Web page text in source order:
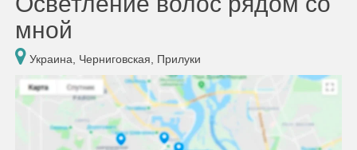
мной
Украина, Черниговская, Прилуки